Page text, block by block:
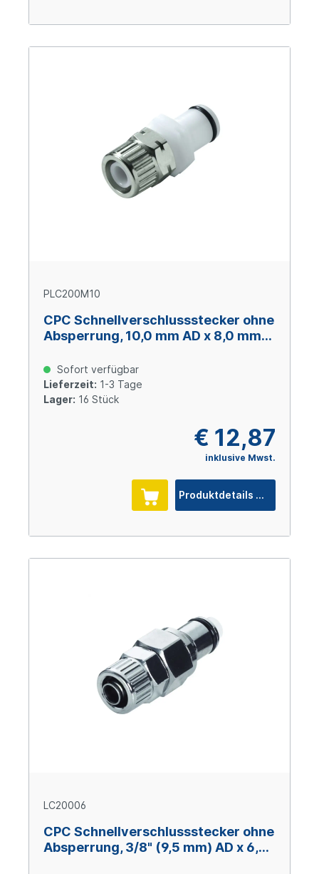
PLC200M10
CPC Schnellverschlussstecker ohne
Absperrung, 10,0 mm AD x 8,0 mm
Sofort verfügbar
Lieferzeit: 1-3 Tage
Lager: 16 Stück
€ 12,87
inklusive Mwst.
Produktdetails
LC20006
CPC Schnellverschlussstecker ohne
Absperrung, 3/8" (9,5 mm) AD x 6,4